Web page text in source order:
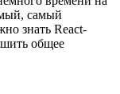
самый
знать React-
общее